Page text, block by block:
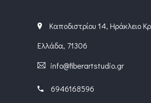
Καποδιστρίου 14, Ηράκλειο
Ελλάδα, 71306
info@fiberartstudio.gr
6946168596